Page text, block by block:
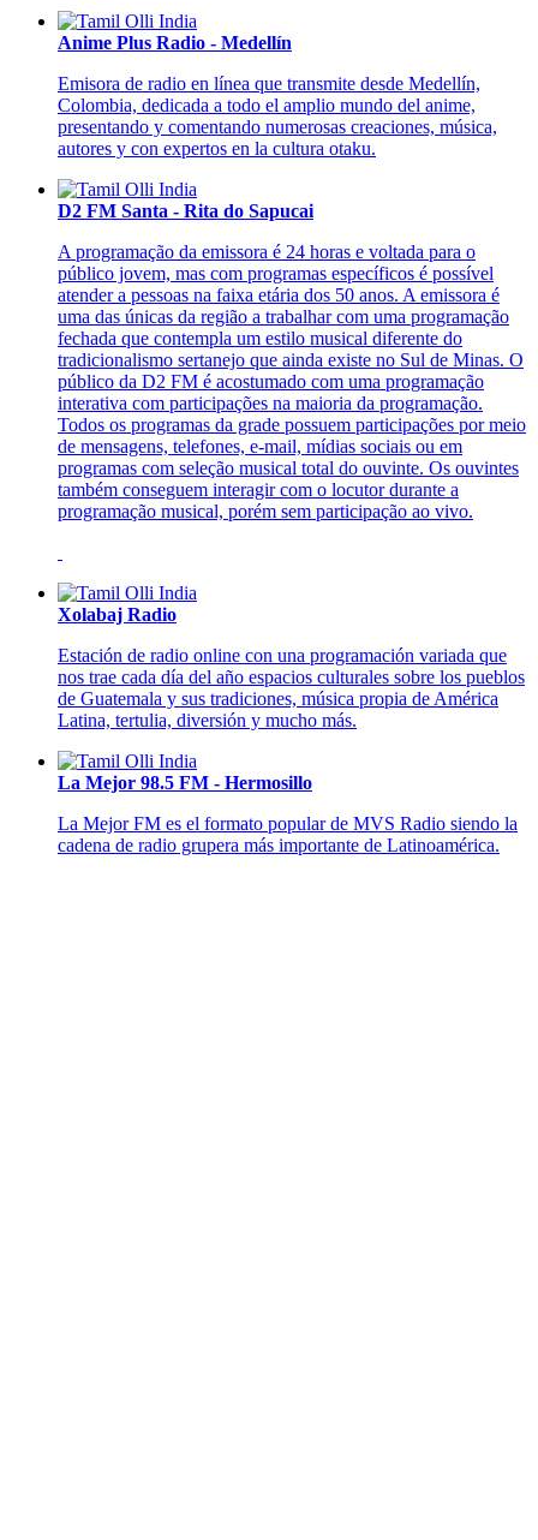
Anime Plus Radio - Medellín
Emisora de radio en línea que transmite desde Medellín,
Colombia, dedicada a todo el amplio mundo del anime,
presentando y comentando numerosas creaciones, música,
autores y con expertos en la cultura otaku.
D2 FM Santa - Rita do Sapucai
A programação da emissora é 24 horas e voltada para o
público jovem, mas com programas específicos é possível
atender a pessoas na faixa etária dos 50 anos. A emissora é
uma das únicas da região a trabalhar com uma programação
fechada que contempla um estilo musical diferente do
tradicionalismo sertanejo que ainda existe no Sul de Minas. O
público da D2 FM é acostumado com uma programação
interativa com participações na maioria da programação.
Todos os programas da grade possuem participações por meio
de mensagens, telefones, e-mail, mídias sociais ou em
programas com seleção musical total do ouvinte. Os ouvintes
também conseguem interagir com o locutor durante a
programação musical, porém sem participação ao vivo.
Xolabaj Radio
Estación de radio online con una programación variada que
nos trae cada día del año espacios culturales sobre los pueblos
de Guatemala y sus tradiciones, música propia de América
Latina, tertulia, diversión y mucho más.
La Mejor 98.5 FM - Hermosillo
La Mejor FM es el formato popular de MVS Radio siendo la
cadena de radio grupera más importante de Latinoamérica.